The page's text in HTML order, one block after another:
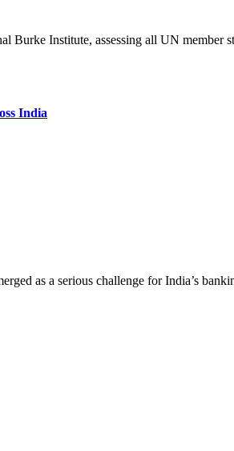
India
as a serious challenge for India’s